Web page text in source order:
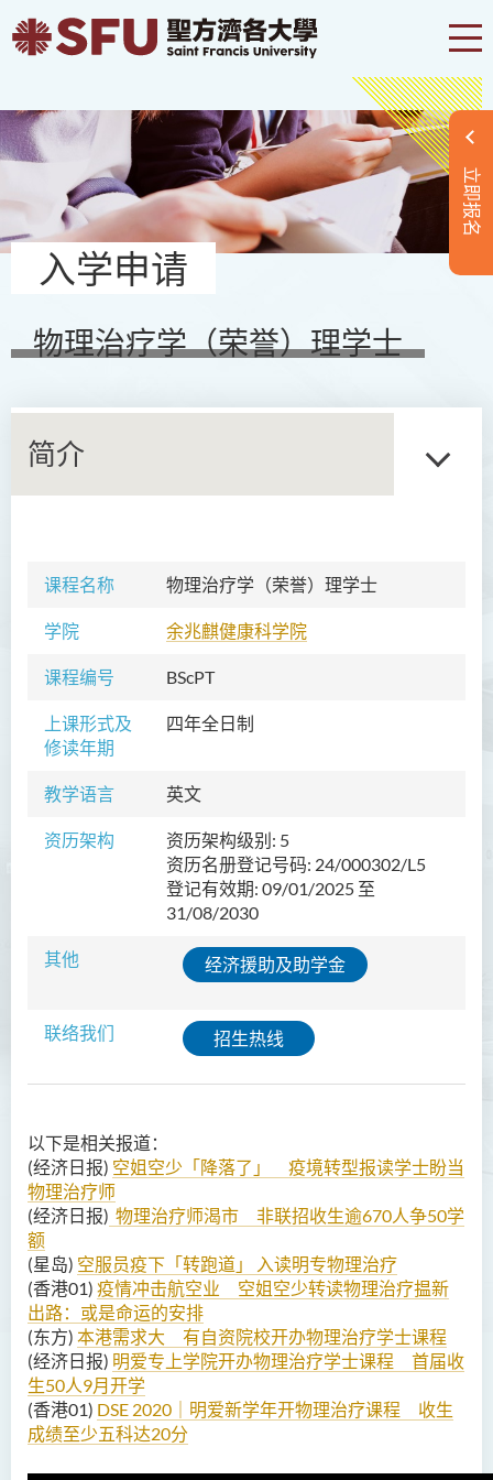
立即报名
入学申请
物理治疗学（荣誉）理学士
简介
课程名称 物理治疗学 （荣誉） 理学士
学院 余兆麒健康科学院
课程编号 BScPT
上课形式及
修读年期
四年全日制
教学语言 英文
资历架构
资历架构级别: 5
资历名册登记号码: 24/000302/L5
登记有效期: 09/01/2025 至
31/08/2030
其他 经济援助及助学金
联络我们 招生热线
以下是相关报道：
(经济日报) 空姐空少「降落了」 疫境转型报读学士盼当
物理治疗师
(经济日报) 物理治疗师渴市 非联招收生逾670人争50学
额
(星岛) 空服员疫下「转跑道」 入读明专物理治疗
(香港01) 疫情冲击航空业 空姐空少转读物理治疗揾新
出路：或是命运的安排
(东方) 本港需求大 有自资院校开办物理治疗学士课程
(经济日报) 明爱专上学院开办物理治疗学士课程 首届收
生50人9月开学
(香港01) DSE 2020｜明爱新学年开物理治疗课程 收生
成绩至少五科达20分
幼儿教育（荣誉）学士 (全日
制)
制衔接课程)
护理学（荣誉）学士 (应用学
人工智能（荣誉）理学士 (兼
誉）理学士
誉)理学士
社区健康与实践﹙荣誉﹚理
学士